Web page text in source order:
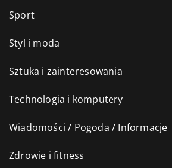
Sport
Styl i moda
Sztuka i zainteresowania
Technologia i komputery
Wiadomości / Pogoda / Informacje
Zdrowie i fitness